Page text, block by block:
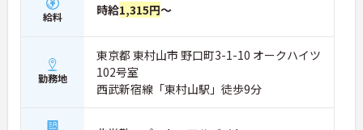
給料 時給1,315円～
勤務地
東京都 東村山市 野口町3-1-10 オークハイツ
102号室
西武新宿線「東村山駅」徒歩9分